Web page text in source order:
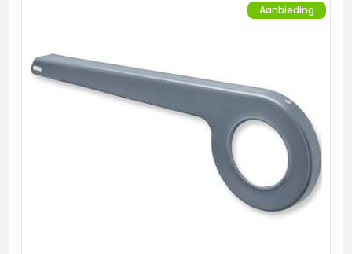
Aanbieding